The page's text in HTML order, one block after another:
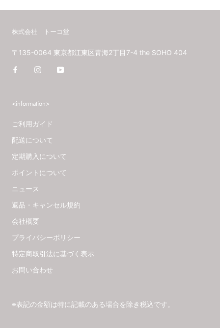
株式会社 トーコ堂
〒135-0064 東京都江東区青海2丁目7-4 the SOHO 404
<information>
ご利用ガイド
配送について
定期購入について
ポイントについて
ニュース
返品・キャンセル規約
会社概要
プライバシーポリシー
特定商取引法に基づく表示
お問い合わせ
※表記の金額は特に記載のある場合を除き税込です。